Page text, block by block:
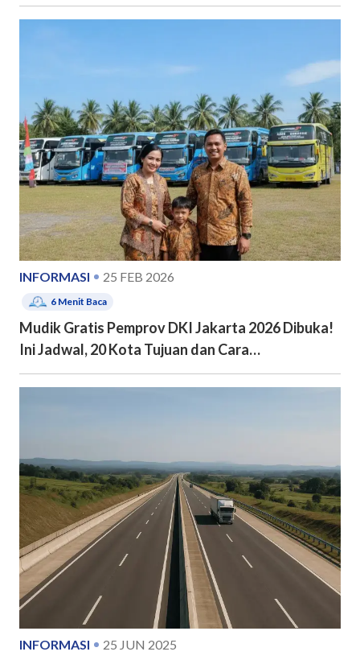
INFORMASI 25 FEB 2026
6 Menit Baca
Mudik Gratis Pemprov DKI Jakarta 2026 Dibuka!
Ini Jadwal, 20 Kota Tujuan dan Cara
Pendaftarannya
INFORMASI 25 JUN 2025